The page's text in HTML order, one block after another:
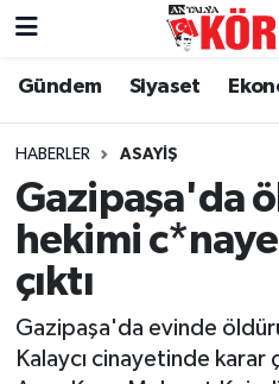
Gündem Siyaset
HABERLER ASAYIŞ
Gazipaşa'da
hekimi
çıktı
Gazipaşa'da evinde
Kalaycı cinayetinde karar
Gündem
Siyaset
Yerel Yönetim
Ekonomi
Spor
Nöbetçi Eczaneler
Hava Durumu
Trafik Durumu
Süper Lig Puan
Tüm Manşetler